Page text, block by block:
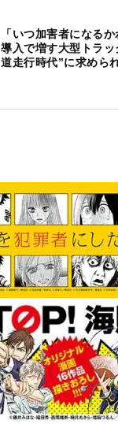
「いつ加害者になる
導入で増す大型トラ
道走行時代”に求めら